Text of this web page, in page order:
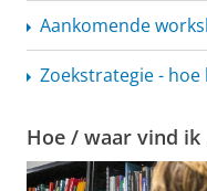
Aankomende
Zoekstrategie -
Hoe / waar vind ik